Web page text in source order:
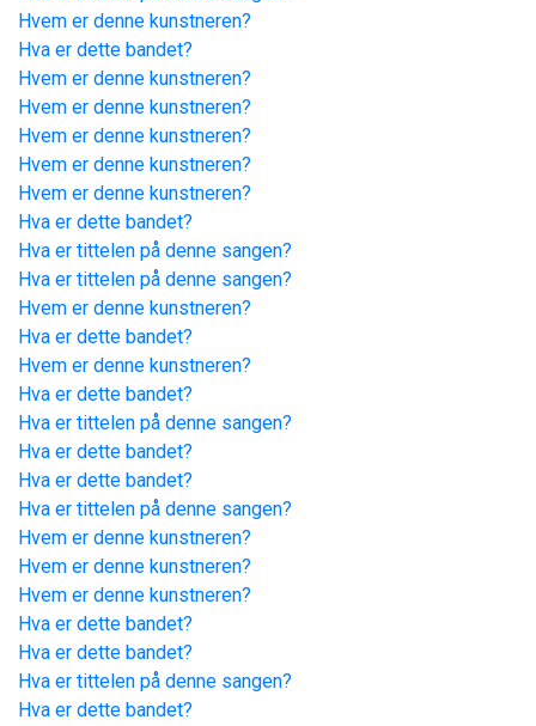
Hvem er denne kunstneren?
Hva er dette bandet?
Hvem er denne kunstneren?
Hvem er denne kunstneren?
Hvem er denne kunstneren?
Hvem er denne kunstneren?
Hvem er denne kunstneren?
Hva er dette bandet?
Hva er tittelen på denne sangen?
Hva er tittelen på denne sangen?
Hvem er denne kunstneren?
Hva er dette bandet?
Hvem er denne kunstneren?
Hva er dette bandet?
Hva er tittelen på denne sangen?
Hva er dette bandet?
Hva er dette bandet?
Hva er tittelen på denne sangen?
Hvem er denne kunstneren?
Hvem er denne kunstneren?
Hvem er denne kunstneren?
Hva er dette bandet?
Hva er dette bandet?
Hva er tittelen på denne sangen?
Hva er dette bandet?